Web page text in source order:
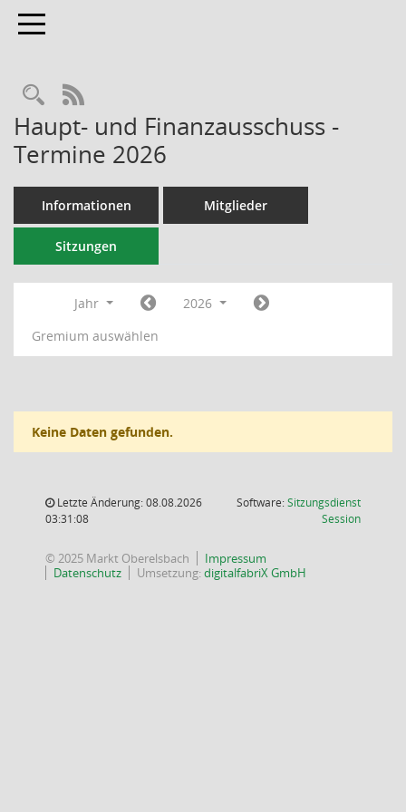
Toggle navigation
RSS-Feed
Haupt- und Finanzausschuss -
Termine 2026
Informationen Mitglieder
Sitzungen
Jahr
2026
Gremium auswählen
Keine Daten gefunden.
Letzte Änderung: 08.08.2026
03:31:08
Software:Sitzungsdienst
Session(Wird in
© 2025 Markt Oberelsbach
Impressum
Datenschutz
Umsetzung:digitalfabriX GmbH